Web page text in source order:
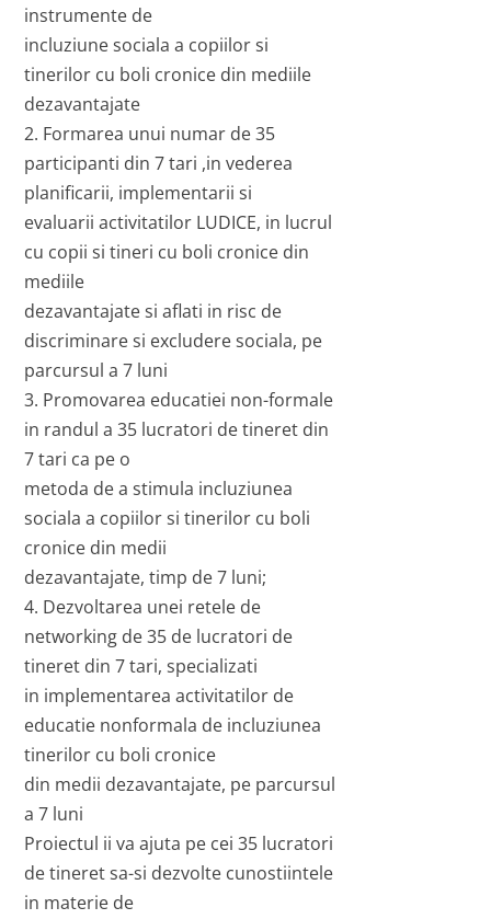
instrumente de
incluziune sociala a copiilor si
tinerilor cu boli cronice din mediile
dezavantajate
2. Formarea unui numar de 35
participanti din 7 tari ,in vederea
planificarii, implementarii si
evaluarii activitatilor LUDICE, in lucrul
cu copii si tineri cu boli cronice din
mediile
dezavantajate si aflati in risc de
discriminare si excludere sociala, pe
parcursul a 7 luni
3. Promovarea educatiei non-formale
in randul a 35 lucratori de tineret din
7 tari ca pe o
metoda de a stimula incluziunea
sociala a copiilor si tinerilor cu boli
cronice din medii
dezavantajate, timp de 7 luni;
4. Dezvoltarea unei retele de
networking de 35 de lucratori de
tineret din 7 tari, specializati
in implementarea activitatilor de
educatie nonformala de incluziunea
tinerilor cu boli cronice
din medii dezavantajate, pe parcursul
a 7 luni
Proiectul ii va ajuta pe cei 35 lucratori
de tineret sa-si dezvolte cunostiintele
in materie de